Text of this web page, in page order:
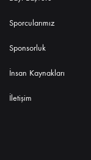
Sporcularımız
Sponsorluk
İnsan Kaynakları
İletişim